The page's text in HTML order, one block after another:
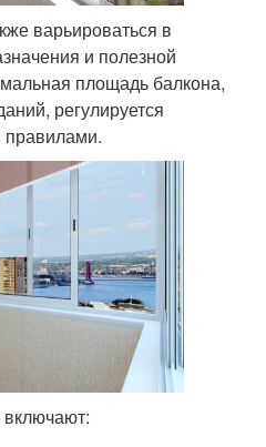
варьироваться в
и полезной
площадь балкона,
регулируется